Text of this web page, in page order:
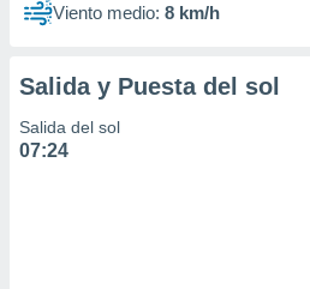
Viento medio: 8 km/h
Salida y Puesta del sol
Salida del sol
07:24